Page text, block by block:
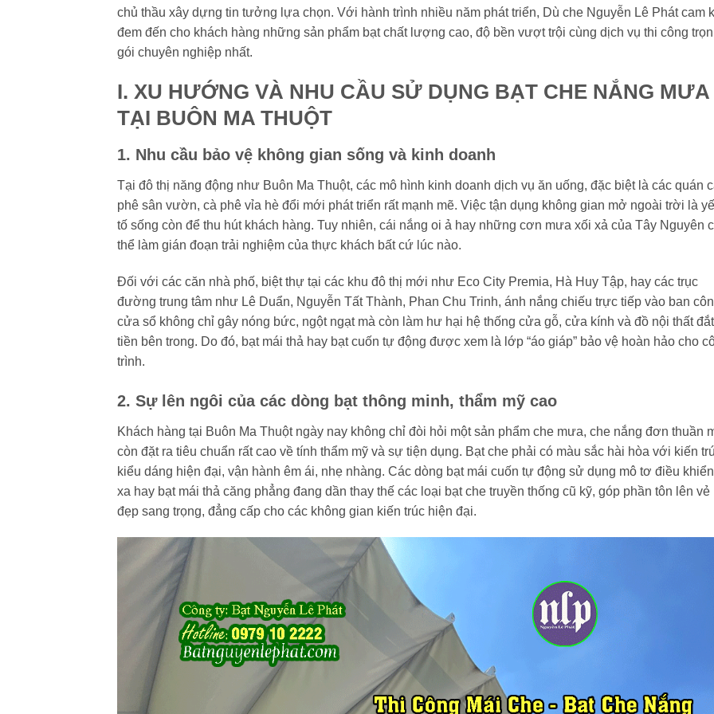
chủ thầu xây dựng tin tưởng lựa chọn. Với hành trình nhiều năm phát triển, Dù che Nguyễn Lê Phát cam
đem đến cho khách hàng những sản phẩm bạt chất lượng cao, độ bền vượt trội cùng dịch vụ thi công trọn
gói chuyên nghiệp nhất.
I. XU HƯỚNG VÀ NHU CẦU SỬ DỤNG BẠT CHE NẮNG MƯA
TẠI BUÔN MA THUỘT
1. Nhu cầu bảo vệ không gian sống và kinh doanh
Tại đô thị năng động như Buôn Ma Thuột, các mô hình kinh doanh dịch vụ ăn uống, đặc biệt là các quán
phê sân vườn, cà phê vỉa hè đổi mới phát triển rất mạnh mẽ. Việc tận dụng không gian mở ngoài trời là
tố sống còn để thu hút khách hàng. Tuy nhiên, cái nắng oi ả hay những cơn mưa xối xả của Tây Nguyên
thể làm gián đoạn trải nghiệm của thực khách bất cứ lúc nào.
Đối với các căn nhà phố, biệt thự tại các khu đô thị mới như Eco City Premia, Hà Huy Tập, hay các trục
đường trung tâm như Lê Duẩn, Nguyễn Tất Thành, Phan Chu Trinh, ánh nắng chiếu trực tiếp vào ban
cửa sổ không chỉ gây nóng bức, ngột ngạt mà còn làm hư hại hệ thống cửa gỗ, cửa kính và đồ nội thất đắt
tiền bên trong. Do đó, bạt mái thả hay bạt cuốn tự động được xem là lớp “áo giáp” bảo vệ hoàn hảo cho
trình.
2. Sự lên ngôi của các dòng bạt thông minh, thẩm mỹ cao
Khách hàng tại Buôn Ma Thuột ngày nay không chỉ đòi hỏi một sản phẩm che mưa, che nắng đơn thuần
còn đặt ra tiêu chuẩn rất cao về tính thẩm mỹ và sự tiện dụng. Bạt che phải có màu sắc hài hòa với kiến
kiểu dáng hiện đại, vận hành êm ái, nhẹ nhàng. Các dòng bạt mái cuốn tự động sử dụng mô tơ điều
xa hay bạt mái thả căng phẳng đang dần thay thế các loại bạt che truyền thống cũ kỹ, góp phần tôn lên vẻ
đẹp sang trọng, đẳng cấp cho các không gian kiến trúc hiện đại.